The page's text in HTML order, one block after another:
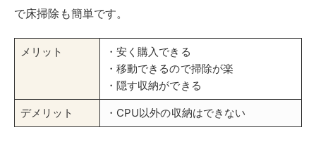
で床掃除も簡単です。
メリット
・安く購入できる
・移動できるので掃除が楽
・隠す収納ができる
デメリット ・CPU以外の収納はできない